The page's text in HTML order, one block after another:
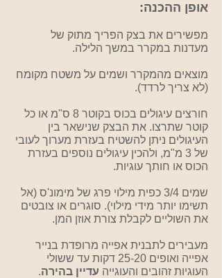
אופן ההכנה:
מפשירים את בצק הפריך מתוק של
מעדנות במקרר במשך הלילה.
מוצאים מהמקרר ושמים על משטח מקומח
(לא צריך לרדד).
חורצים עיגולים בכוס בקוטר 8 ס"מ או כל
קוטר שתרצו. את הבצק שנישאר בין
העיגולים ניתן להשטיח בעזרת מערוך לעובי
של 3 מ"מ, ולהכין עיגולים נוספים בעזרת
הכוס או חותך עוגיות.
שמים 3/4 כפית מילוי פרג של מימונ'ס (אל
תשימו יותר מידי מילוי). סוגרים או צובטים
את השוליים לקבלת צורת אוזן המן.
מעבירים לתבנית אפייה מרופדת בנייר
אפייה ואופים 25-20 דקות עד ששולי
העוגיות זהובים והעוגייה עדיין בהירה.